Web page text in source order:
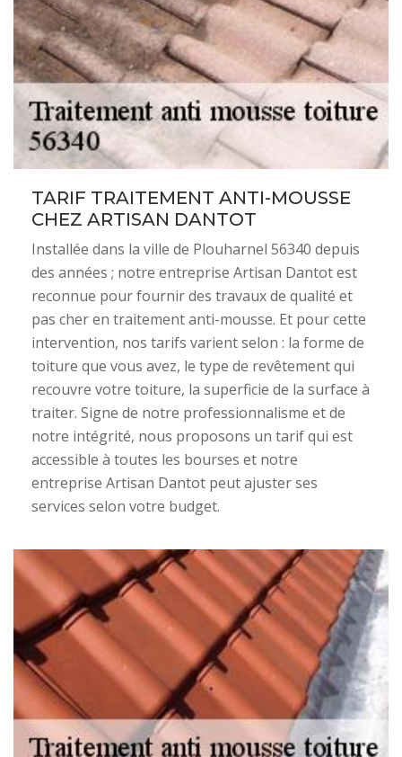
TARIF TRAITEMENT ANTI-MOUSSE
CHEZ ARTISAN DANTOT
Installée dans la ville de Plouharnel 56340 depuis
des années ; notre entreprise Artisan Dantot est
reconnue pour fournir des travaux de qualité et
pas cher en traitement anti-mousse. Et pour cette
intervention, nos tarifs varient selon : la forme de
toiture que vous avez, le type de revêtement qui
recouvre votre toiture, la superficie de la surface à
traiter. Signe de notre professionnalisme et de
notre intégrité, nous proposons un tarif qui est
accessible à toutes les bourses et notre
entreprise Artisan Dantot peut ajuster ses
services selon votre budget.